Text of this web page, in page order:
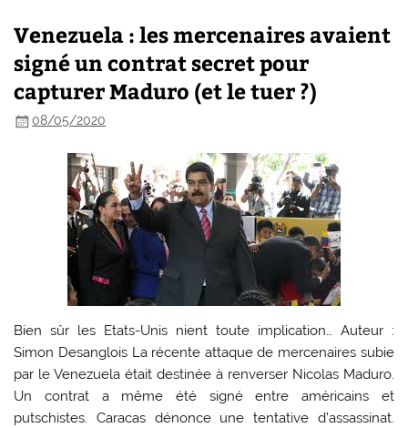
Venezuela : les mercenaires avaient
signé un contrat secret pour
capturer Maduro (et le tuer ?)
08/05/2020
Bien sûr les Etats-Unis nient toute implication… Auteur :
Simon Desanglois La récente attaque de mercenaires subie
par le Venezuela était destinée à renverser Nicolas Maduro.
Un contrat a même été signé entre américains et
putschistes. Caracas dénonce une tentative d’assassinat.